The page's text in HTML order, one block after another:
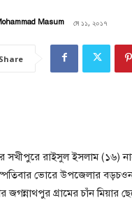
Masum মে ১১, ২০১৭
Share
সখীপুরে রাইসুল ইসলাম (১৬)
ভোরে উপজেলার
গ্রামের চাঁন মিয়ার